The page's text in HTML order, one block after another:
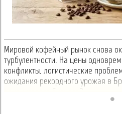
Мировой кофейный рынок снова
турбулентности. На цены
конфликты, логистические
ожидания рекордного урожая в
вендингового бизнеса?